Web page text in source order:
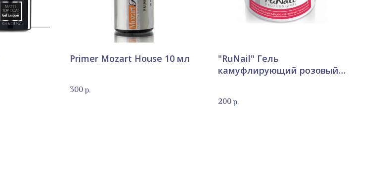
Primer Mozart House 10 мл
300р.
"RuNail" Гель
камуфлирующий розовый,
200р.